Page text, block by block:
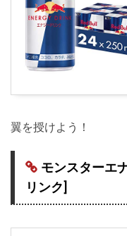
翼を授けよう！
モンスターエ
リンク]